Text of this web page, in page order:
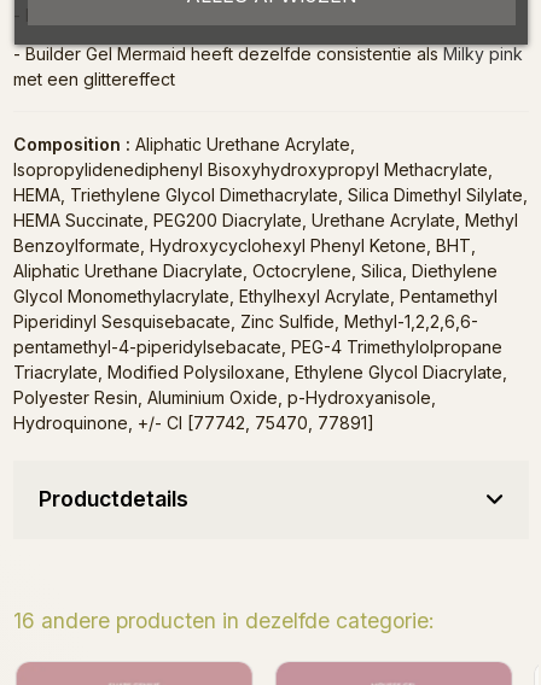
- Builder Gel Mermaid heeft dezelfde consistentie alsMilky pink
met een glittereffect
Composition : Aliphatic Urethane Acrylate,
Isopropylidenediphenyl Bisoxyhydroxypropyl Methacrylate,
HEMA, Triethylene Glycol Dimethacrylate, Silica Dimethyl Silylate,
HEMA Succinate, PEG200 Diacrylate, Urethane Acrylate, Methyl
Benzoylformate, Hydroxycyclohexyl Phenyl Ketone, BHT,
Aliphatic Urethane Diacrylate, Octocrylene, Silica, Diethylene
Glycol Monomethylacrylate, Ethylhexyl Acrylate, Pentamethyl
Piperidinyl Sesquisebacate, Zinc Sulfide, Methyl-1,2,2,6,6-
pentamethyl-4-piperidylsebacate, PEG-4 Trimethylolpropane
Triacrylate, Modified Polysiloxane, Ethylene Glycol Diacrylate,
Polyester Resin, Aluminium Oxide, p-Hydroxyanisole,
Hydroquinone, +/- CI [77742, 75470, 77891]
Productdetails
16 andere producten in dezelfde categorie: